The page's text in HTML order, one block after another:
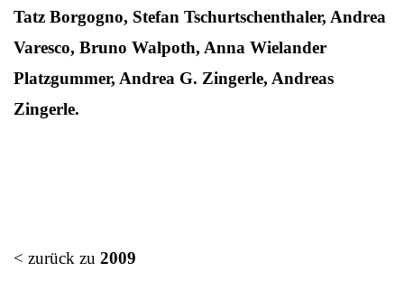
Tatz Borgogno, Stefan Tschurtschenthaler, Andrea
Varesco, Bruno Walpoth, Anna Wielander
Platzgummer, Andrea G. Zingerle, Andreas
Zingerle.
< zurück zu 2009